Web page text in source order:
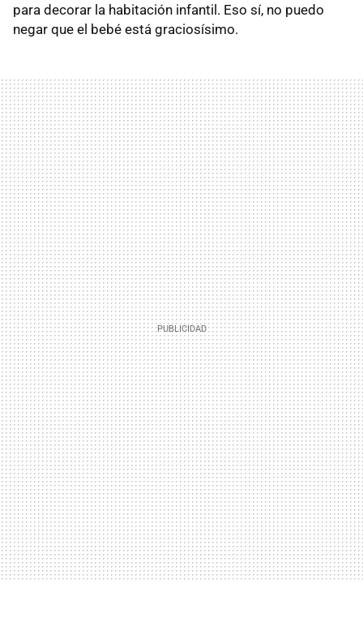
para decorar la habitación infantil. Eso sí, no puedo
negar que el bebé está graciosísimo.